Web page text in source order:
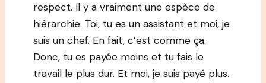
respect. Il y a vraiment une espèce de
hiérarchie. Toi, tu es un assistant et moi, je
suis un chef. En fait, c’est comme ça.
Donc, tu es payée moins et tu fais le
travail le plus dur. Et moi, je suis payé plus.